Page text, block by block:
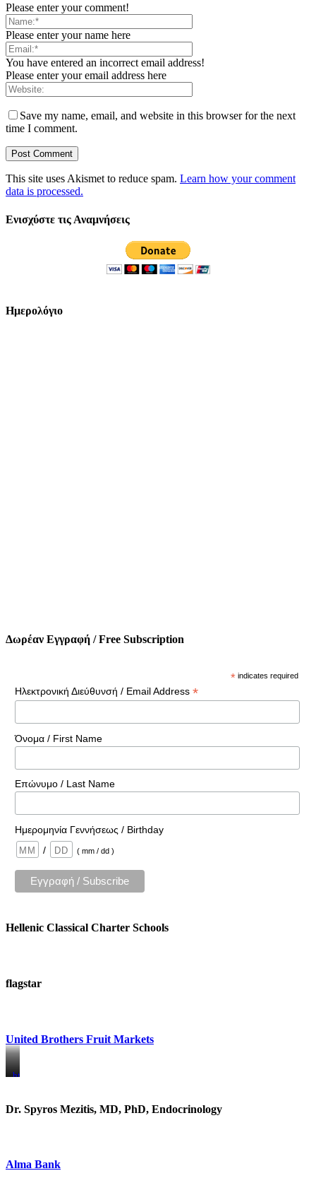
Please enter your comment!
Please enter your name here
You have entered an incorrect email address!
Please enter your email address here
Save my name, email, and website in this browser for the next
time I comment.
This site uses Akismet to reduce spam. Learn how your comment
data is processed.
Ενισχύστε τις Αναμνήσεις
Ημερολόγιο
Δωρέαν Εγγραφή / Free Subscription
* indicates required
Ηλεκτρονική Διεύθυνσή / Email Address *
Όνομα / First Name
Επώνυμο / Last Name
Ημερομηνία Γεννήσεως / Birthday
/
( mm / dd )
Hellenic Classical Charter Schools
flagstar
United Brothers Fruit Markets
https://www.unitedbrothersfruitmarkets.com/
https://www.unitedbrothersfruitmarkets.com/
Dr. Spyros Mezitis, MD, PhD, Endocrinology
Alma Bank